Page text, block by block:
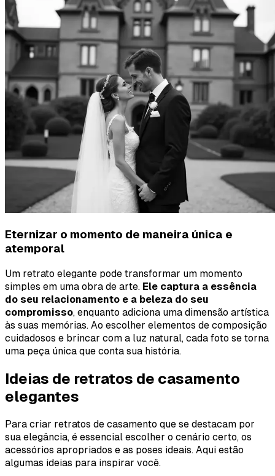
Eternizar o momento de maneira única e
atemporal
Um retrato elegante pode transformar um momento
simples em uma obra de arte. Ele captura a essência
do seu relacionamento e a beleza do seu
compromisso, enquanto adiciona uma dimensão artística
às suas memórias. Ao escolher elementos de composição
cuidadosos e brincar com a luz natural, cada foto se torna
uma peça única que conta sua história.
Ideias de retratos de casamento
elegantes
Para criar retratos de casamento que se destacam por
sua elegância, é essencial escolher o cenário certo, os
acessórios apropriados e as poses ideais. Aqui estão
algumas ideias para inspirar você.